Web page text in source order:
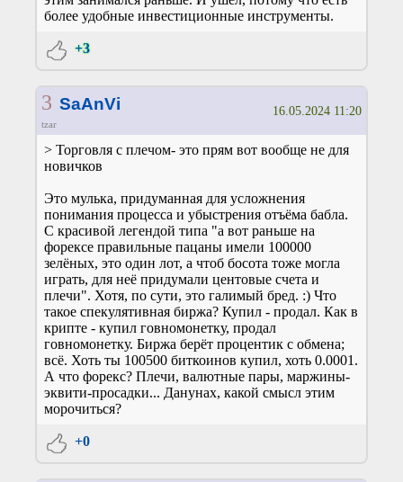
более удобные инвестиционные инструменты.
+3
3 SaAnVi
tzar
16.05.2024 11:20
> Торговля с плечом- это прям вот вообще не для
новичков
Это мулька, придуманная для усложнения
понимания процесса и убыстрения отъёма бабла.
С красивой легендой типа "а вот раньше на
форексе правильные пацаны имели 100000
зелёных, это один лот, а чтоб босота тоже могла
играть, для неё придумали центовые счета и
плечи". Хотя, по сути, это галимый бред. :) Что
такое спекулятивная биржа? Купил - продал. Как в
крипте - купил говномонетку, продал
говномонетку. Биржа берёт процентик с обмена;
всё. Хоть ты 100500 биткоинов купил, хоть 0.0001.
А что форекс? Плечи, валютные пары, маржины-
эквити-просадки... Данунах, какой смысл этим
морочиться?
+0